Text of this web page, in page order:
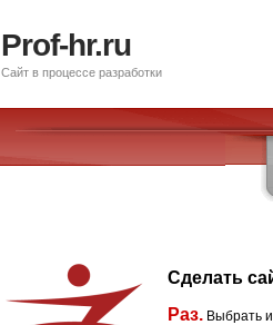
Prof-hr.ru
Сайт в процессе разработки
Сделать
Раз. Выбрать и